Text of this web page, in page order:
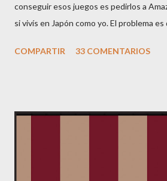
conseguir esos juegos es pedirlos a
si vivís en Japón como yo. El problema
está en japonés. Por ello he pensado
COMPARTIR 33 COMENTARIOS